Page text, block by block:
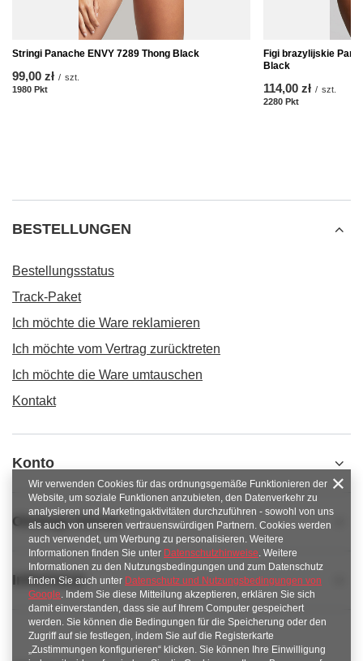
Stringi Panache ENVY 7289 Thong Black
99,00 zł / szt.
1980 Pkt
Figi brazylijskie
Black
114,00 zł / szt.
2280 Pkt
BESTELLUNGEN
Bestellungsstatus
Track-Paket
Ich möchte die Ware reklamieren
Ich möchte vom Vertrag zurücktreten
Ich möchte die Ware umtauschen
Kontakt
Konto
Obsługa klienta
Informacje
Wir verwenden Cookies für das ordnungsgemäße Funktionieren der
Website, um soziale Funktionen anzubieten, den Datenverkehr zu
analysieren und Marketingaktivitäten durchzuführen - sowohl von uns
als auch von unseren vertrauenswürdigen Partnern. Cookies werden
auch verwendet, um Werbung zu personalisieren. Weitere
Informationen finden Sie unter Datenschutzhinweise. Weitere
Informationen zu den Nutzungsbedingungen und zum Datenschutz
finden Sie auch unter Datenschutz und Nutzungsbedingungen von
Google. Indem Sie diese Mitteilung akzeptieren, erklären Sie sich
damit einverstanden, dass sie auf Ihrem Computer gespeichert
werden. Sie können die Bedingungen für die Speicherung oder den
Zugriff auf sie festlegen, indem Sie auf die Registerkarte
„Zustimmungen konfigurieren“ klicken. Sie können Ihre Einwilligung